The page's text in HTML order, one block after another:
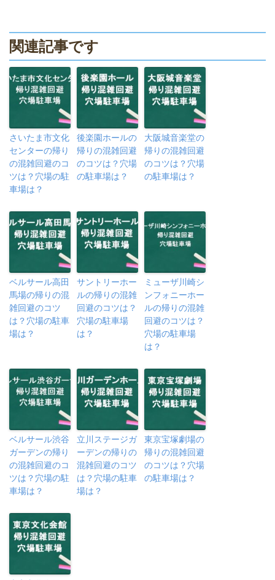
関連記事です
さいたま市文化
センターの帰り
の混雑回避のコ
ツは？穴場の駐
車場は？
後楽園ホールの
帰りの混雑回避
のコツは？穴場
の駐車場は？
大阪城音楽堂の
帰りの混雑回避
のコツは？穴場
の駐車場は？
ベルサール高田
馬場の帰りの混
雑回避のコツ
は？穴場の駐車
場は？
サントリーホー
ルの帰りの混雑
回避のコツは？
穴場の駐車場
は？
ミューザ川崎シ
ンフォニーホー
ルの帰りの混雑
回避のコツは？
穴場の駐車場
は？
ベルサール渋谷
ガーデンの帰り
の混雑回避のコ
ツは？穴場の駐
車場は？
立川ステージガ
ーデンの帰りの
混雑回避のコツ
は？穴場の駐車
場は？
東京宝塚劇場の
帰りの混雑回避
のコツは？穴場
の駐車場は？